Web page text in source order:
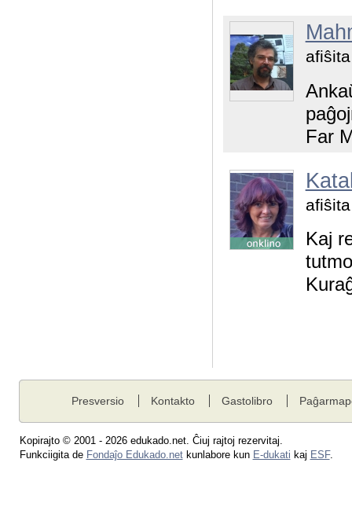
Far
Kaj
Presversio Kontakto Gastolibro
Kopirajto © 2001 - 2026 edukado.net. Ĉiuj rajtoj rezervitaj.
Funkciigita de Fondaĵo Edukado.netkunlabore kun E-dukati kaj ESF.